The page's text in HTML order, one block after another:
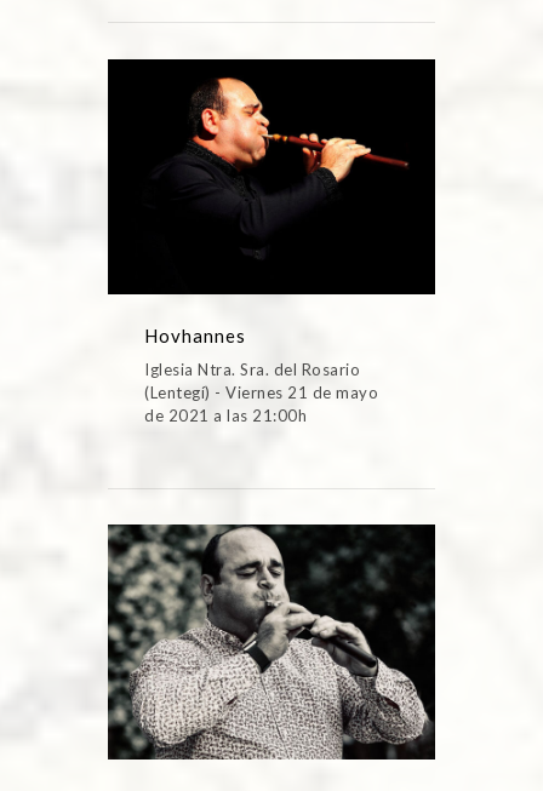
Hovhannes
Iglesia Ntra. Sra. del Rosario
(Lentegí) - Viernes 21 de mayo
de 2021 a las 21:00h